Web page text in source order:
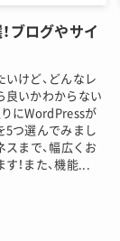
ブログやサイ
けど、どんなレ
良いかわからない
にWordPressが
5つ選んでみまし
まで、幅広くお
！また、機能...